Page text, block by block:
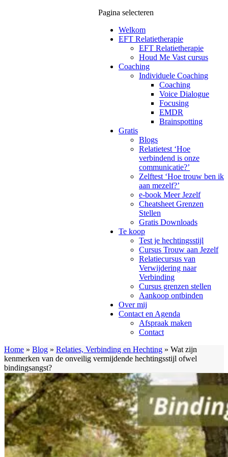
Pagina selecteren
Welkom
EFT Relatietherapie
EFT Relatietherapie
Houd Me Vast cursus
Coaching
Individuele Coaching
Coaching
Voice Dialogue
Focusing
EMDR
Brainspotting
Gratis
Blogs
Relatietest ‘Hoe
verbindend is onze
communicatie?’
Zelftest ‘Hoe trouw ben ik
aan mezelf?’
e-book Meer Jezelf
Cheatsheet Grenzen
Stellen
Gratis Downloads
Te koop
Test je hechtingsstijl
Cursus Trouw aan Jezelf
Relatiecursus van
Verwijdering naar
Verbinding
Cursus grenzen stellen
Aankoop ontbinden
Over mij
Contact en Agenda
Afspraak maken
Contact
Home » Blog » Relaties, Verbinding en Hechting » Wat zijn
kenmerken van de onveilig vermijdende hechtingsstijl ofwel
bindingsangst?